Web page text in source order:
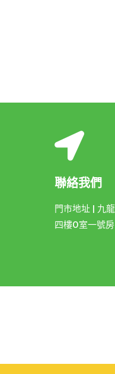
聯絡我們
門市地址 | 九
四樓O室一號房